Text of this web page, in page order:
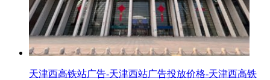
天津西高铁站广告-天津西站广告投放价格-天津西高铁